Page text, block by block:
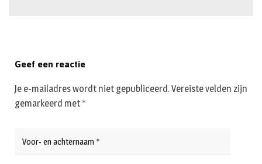
Geef een reactie
Je e-mailadres wordt niet gepubliceerd.Vereiste velden zijn
gemarkeerd met *